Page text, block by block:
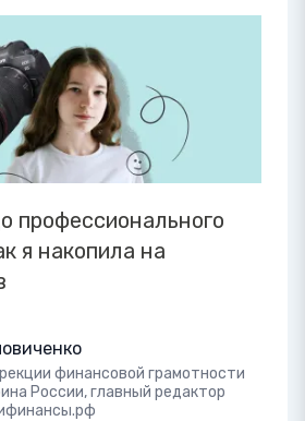
профессионального
я накопила на
финансовой грамотности
России, главный редактор